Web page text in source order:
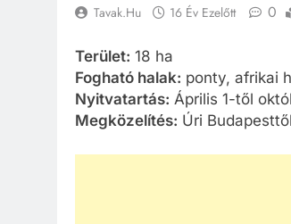
Tavak.hu 16 Év Ezelőtt 0
Terület: 18 ha
Fogható halak: ponty, afrikai
Nyitvatartás: Április 1-től
Megközelítés: Úri